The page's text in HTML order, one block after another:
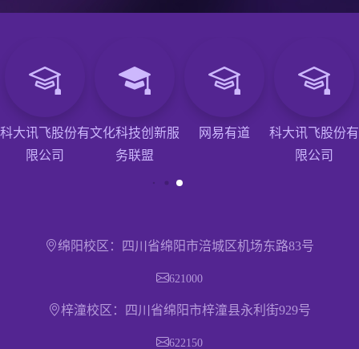
科大讯飞股份有
限公司
文化科技创新服
务联盟
网易有道
科大讯飞股份有
限公司
绵阳校区：四川省绵阳市涪城区机场东路83号
621000
梓潼校区：四川省绵阳市梓潼县永利街929号
622150